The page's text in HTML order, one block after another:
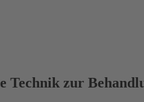
Technik zur